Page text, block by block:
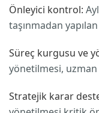
Önleyici kontrol:
taşınmadan
Süreç kurgusu ve
yönetilmesi, uzman
Stratejik karar